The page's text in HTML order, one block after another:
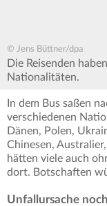
© Jens Büttner/dpa
Die Reisenden
Nationalitäten.
In dem Bus saßen
verschiedenen
Dänen, Polen,
Chinesen,
hätten viele auch
dort. Botschaften
Unfallursache